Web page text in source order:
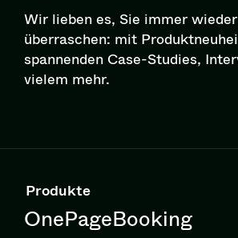
Wir lieben es, Sie immer
überraschen: mit
spannenden Case-Studies,
vielem mehr.
Produkte
OnePageBooking